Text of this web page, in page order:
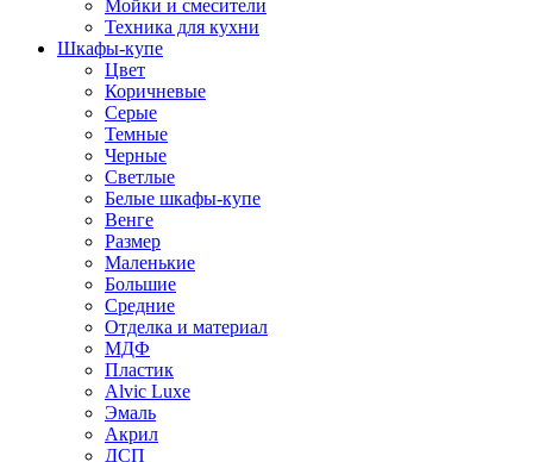
Мойки и смесители
Техника для кухни
Шкафы-купе
Цвет
Коричневые
Серые
Темные
Черные
Светлые
Белые шкафы-купе
Венге
Размер
Маленькие
Большие
Средние
Отделка и материал
МДФ
Пластик
Alvic Luxe
Эмаль
Акрил
ДСП